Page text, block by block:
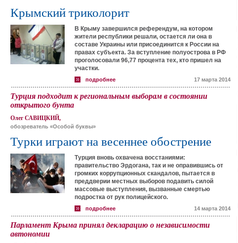
Крымский триколорит
В Крыму завершился референдум, на котором
жители республики решали, остается ли она в
составе Украины или присоединится к России на
правах субъекта. За вступление полуострова в РФ
проголосовали 96,77 процента тех, кто пришел на
участки.
подробнее 17 марта 2014
Турция подходит к региональным выборам в состоянии
открытого бунта
Олег САВИЦКИЙ,
обозреватель «Особой буквы»
Турки играют на весеннее обострение
Турция вновь охвачена восстаниями:
правительство Эрдогана, так и не оправившись от
громких коррупционных скандалов, пытается в
преддверии местных выборов подавить силой
массовые выступления, вызванные смертью
подростка от рук полицейского.
подробнее 14 марта 2014
Парламент Крыма принял декларацию о независимости
автономии